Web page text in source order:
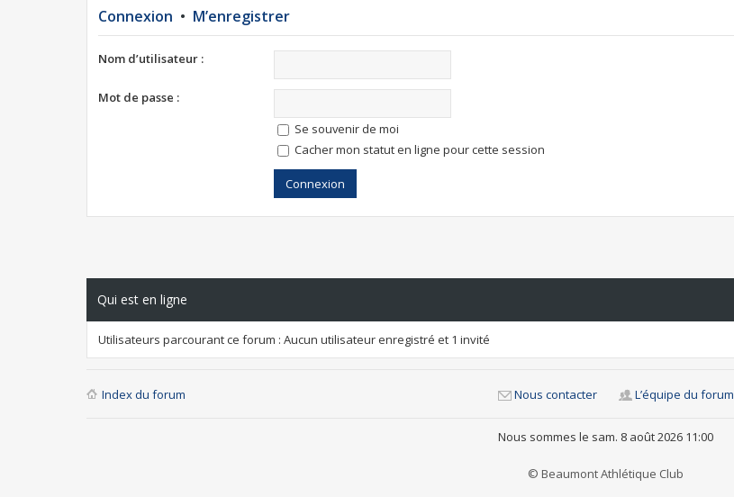
Connexion • M’enregistrer
Nom d’utilisateur :
Mot de passe :
Se souvenir de moi
Cacher mon statut en ligne pour cette session
Qui est en ligne
Utilisateurs parcourant ce forum : Aucun utilisateur enregistré et 1 invité
Index du forum L’équipe du forum
Nous contacter
Nous sommes le sam. 8 août 2026 11:00
© Beaumont Athlétique Club